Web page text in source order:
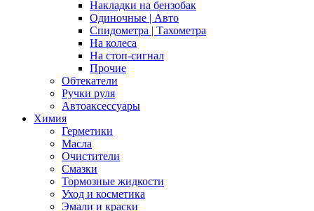
Накладки на бензобак
Одиночные | Авто
Спидометра | Тахометра
На колеса
На стоп-сигнал
Прочие
Обтекатели
Ручки руля
Автоаксессуары
Химия
Герметики
Масла
Очистители
Смазки
Тормозные жидкости
Уход и косметика
Эмали и краски